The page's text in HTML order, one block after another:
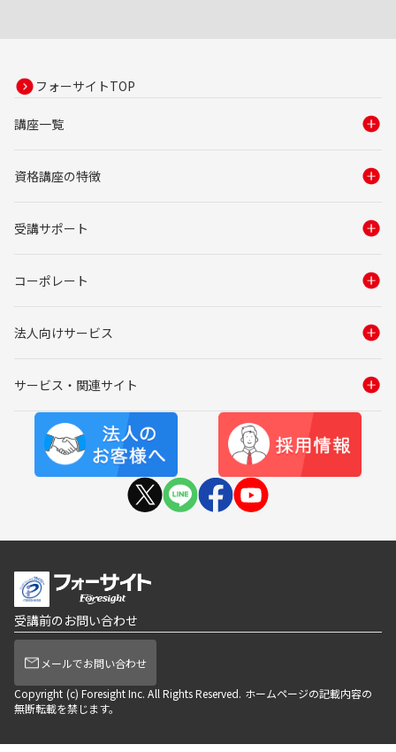
フォーサイトTOP
講座一覧
資格講座の特徴
受講サポート
コーポレート
法人向けサービス
サービス・関連サイト
受講前のお問い合わせ
メールでお問い合わせ
Copyright (c) Foresight Inc. All Rights Reserved. ホームページの記載内容の
無断転載を禁じます。